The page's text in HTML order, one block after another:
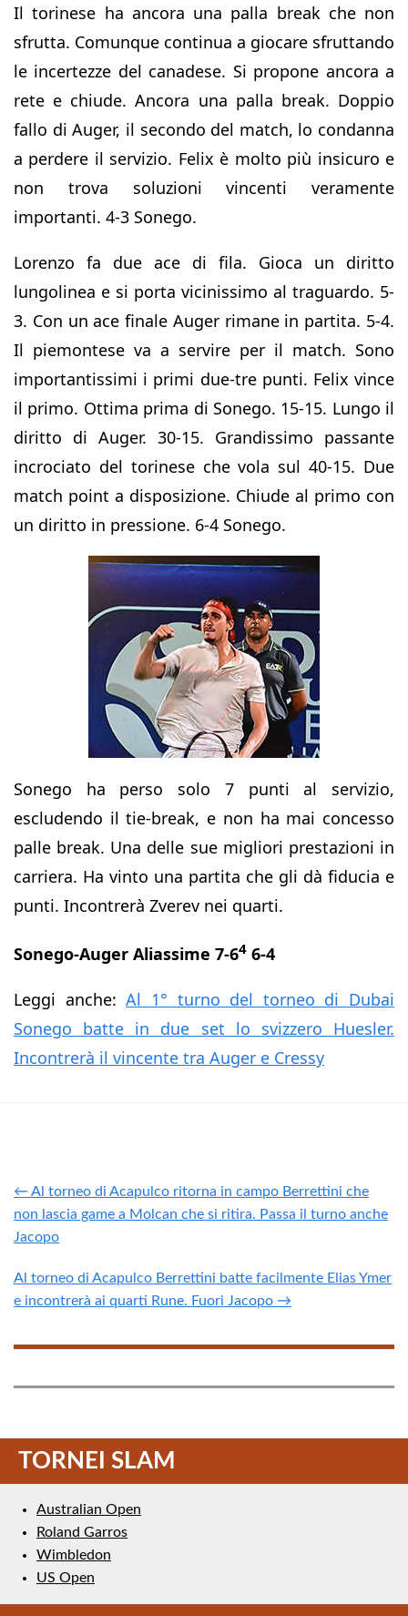
Il torinese ha ancora una palla break che non
sfrutta. Comunque continua a giocare sfruttando
le incertezze del canadese. Si propone ancora a
rete e chiude. Ancora una palla break. Doppio
fallo di Auger, il secondo del match, lo condanna
a perdere il servizio. Felix è molto più insicuro e
non trova soluzioni vincenti veramente
importanti. 4-3 Sonego.
Lorenzo fa due ace di fila. Gioca un diritto
lungolinea e si porta vicinissimo al traguardo. 5-
3. Con un ace finale Auger rimane in partita. 5-4.
Il piemontese va a servire per il match. Sono
importantissimi i primi due-tre punti. Felix vince
il primo. Ottima prima di Sonego. 15-15. Lungo il
diritto di Auger. 30-15. Grandissimo passante
incrociato del torinese che vola sul 40-15. Due
match point a disposizione. Chiude al primo con
un diritto in pressione. 6-4 Sonego.
Sonego ha perso solo 7 punti al servizio,
escludendo il tie-break, e non ha mai concesso
palle break. Una delle sue migliori prestazioni in
carriera. Ha vinto una partita che gli dà fiducia e
punti. Incontrerà Zverev nei quarti.
Sonego-Auger Aliassime 7-64 6-4
Leggi anche:Al 1° turno del torneo di Dubai
Sonego batte in due set lo svizzero Huesler.
Incontrerà il vincente tra Auger e Cressy
← Al torneo di Acapulco ritorna in campo Berrettini che
non lascia game a Molcan che si ritira. Passa il turno anche
Jacopo
Al torneo di Acapulco Berrettini batte facilmente Elias Ymer
e incontrerà ai quarti Rune. Fuori Jacopo →
TORNEI SLAM
Australian Open
Roland Garros
Wimbledon
US Open